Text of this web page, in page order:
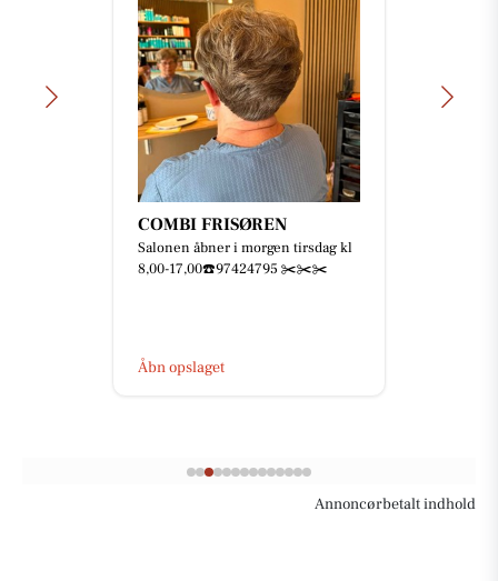
COMBI FRISØREN
Salonen åbner i morgen tirsdag kl
8,00-17,00☎️97424795 ✂️✂️✂️
Åbn opslaget
Annoncørbetalt indhold